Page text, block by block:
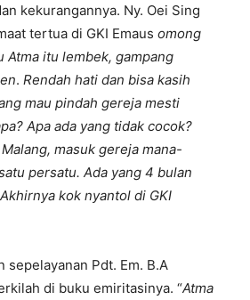
kekurangannya. Ny. Oei Sing
tertua di GKI Emaus omong
Atma itu lembek, gampang
. Rendah hati dan bisa kasih
mau pindah gereja mesti
Apa ada yang tidak cocok?
masuk gereja mana-
persatu. Ada yang 4 bulan
kok nyantol di GKI
sepelayanan Pdt. Em. B.A
di buku emiritasinya. “Atma